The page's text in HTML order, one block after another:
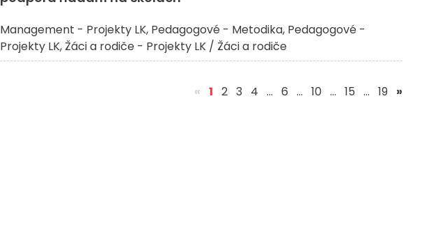
Management - Projekty LK Pedagogové - Metodika Pedagogové -
Projekty LK Žáci a rodiče - Projekty LK / Žáci a rodiče
« 1 (aktuální)
2 3 4 … 6 … 10 … 15 … 19 »